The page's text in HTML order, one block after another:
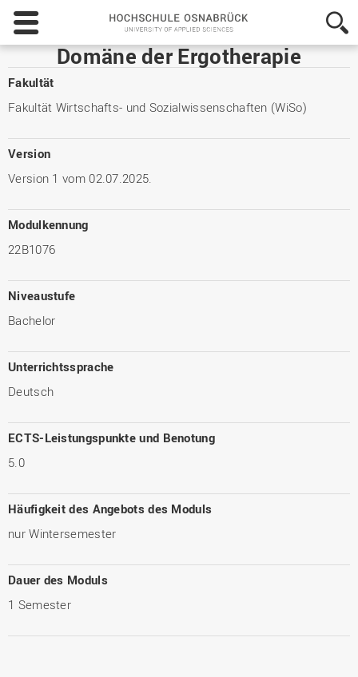
Hochschule
Osnabrück
-
University
Sciences
Domäne der Ergotherapie
Fakultät
Fakultät Wirtschafts- und Sozialwissenschaften (WiSo)
Version
Version 1 vom 02.07.2025.
Modulkennung
22B1076
Niveaustufe
Bachelor
Unterrichtssprache
Deutsch
ECTS-Leistungspunkte und Benotung
5.0
Häufigkeit des Angebots des Moduls
nur Wintersemester
Dauer des Moduls
1 Semester